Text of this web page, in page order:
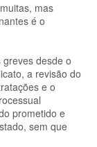
mas
é o
desde o
a revisão do
e o
prometido e
sem que